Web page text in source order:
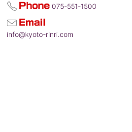
Phone 075-551-1500
Email
info@kyoto-rinri.com